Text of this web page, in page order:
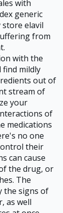
with
generic
elavil
from
with the
find mildly
out of
stream of
your
of
medications
no one
their
can cause
the drug, or
The
the signs of
as well